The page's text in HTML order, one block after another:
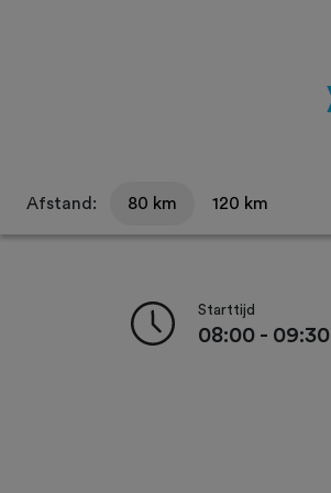
Afstand: 80 km 120 km
Starttijd
08:00 - 09:30